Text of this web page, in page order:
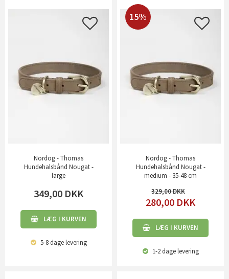
Nordog - Thomas
Hundehalsbånd Nougat -
large
349,00 DKK
LÆG I KURVEN
5-8 dagelevering
15%
Nordog - Thomas
Hundehalsbånd Nougat -
medium - 35-48 cm
329,00
280,00 DKK
LÆG I KURVEN
1-2 dagelevering